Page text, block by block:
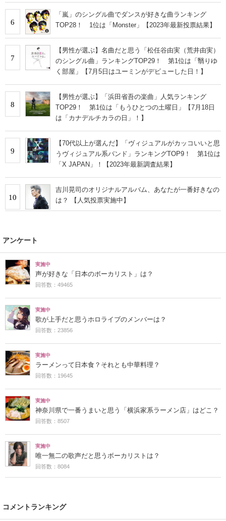
6
「嵐」のシングル曲でダンスが好きな曲ランキング
TOP28！ 1位は「Monster」【2023年最新投票結果】
7
【男性が選ぶ】名曲だと思う「松任谷由実（荒井由実）
のシングル曲」ランキングTOP29！ 第1位は「翳りゆ
く部屋」【7月5日はユーミンがデビューした日！】
8
【男性が選ぶ】「浜田省吾の楽曲」人気ランキング
TOP29！ 第1位は「もうひとつの土曜日」【7月18日
は「カナデルチカラの日」！】
9
【70代以上が選んだ】「ヴィジュアルがカッコいいと思
うヴィジュアル系バンド」ランキングTOP9！ 第1位は
「X JAPAN」！【2023年最新調査結果】
10
吉川晃司のオリジナルアルバム、あなたが一番好きなの
は？ 【人気投票実施中】
アンケート
実施中
声が好きな「日本のボーカリスト」は？
回答数：49465
実施中
歌が上手だと思うホロライブのメンバーは？
回答数：23856
実施中
ラーメンって日本食？それとも中華料理？
回答数：19645
実施中
神奈川県で一番うまいと思う「横浜家系ラーメン店」はどこ？
回答数：8507
実施中
唯一無二の歌声だと思うボーカリストは？
回答数：8084
コメントランキング